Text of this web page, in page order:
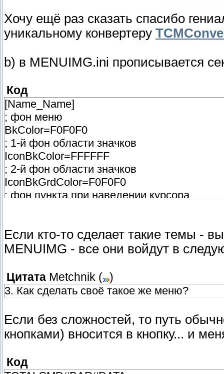
Хочу ещё раз сказать спасибо
уникальному конвертеру
b) в MENUIMG.ini прописывается
Код
[Name_Name]
; фон меню
BkColor=F0F0F0
; 1-й фон области значков
IconBkColor=FFFFFF
; 2-й фон области значков
IconBkGrdColor=F0F0F0
; фон пункта при наведении курсора
SelectRectColor=404285
; цвет текста меню
; изменение цвета текста при наведении
SelectTextColor=000000
Если кто-то сделает такие темы -
MENUIMG - все они войдут в
Цитата Metchnik (
)
3. Как сделать своё такое же меню?
Если без сложностей, то путь
кнопками) вносится в кнопку... и
Код